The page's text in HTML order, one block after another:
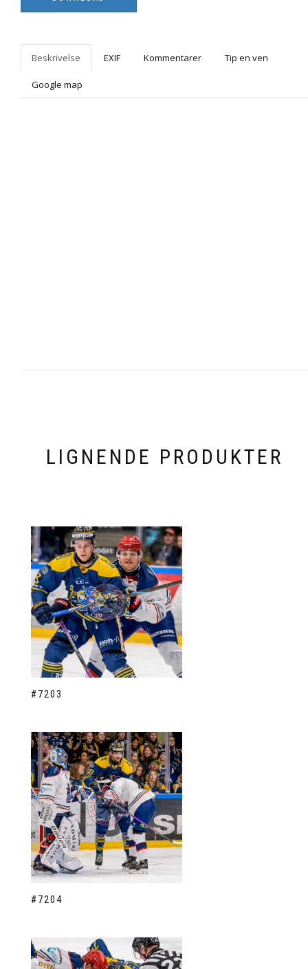
Beskrivelse EXIF Kommentarer Tip en ven
Google map
LIGNENDE PRODUKTER
#7203
#7204